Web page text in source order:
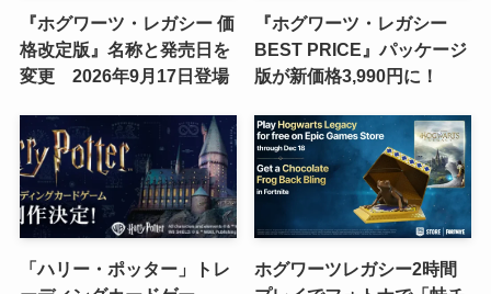
『ホグワーツ・レガシー 価
格改定版』名称と発売日を
変更 2026年9月17日登場
『ホグワーツ・レガシー
BEST PRICE』パッケージ
版が新価格3,990円に！
「ハリー・ポッター」トレ
ホグワーツレガシー2時間